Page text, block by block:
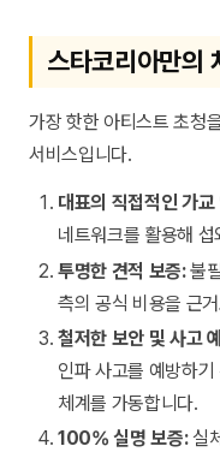
스타코리아만의
가장 핫한 아티스트 초청
서비스입니다.
대표의 직접적인 가교
네트워크를 활용해
투명한 견적 보증:불
측의 공식 비용을 근
철저한 보안 및 사고
인파 사고를 예방하
체계를 가동합니다.
100% 실명 보증:실